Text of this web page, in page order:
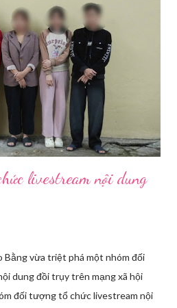
đến sự hỗ trợ của những công cụ
âm thanh, hiệu ứng và kết nối ổn
livestream chuyên biệt Hiện nay,
chỉ phục vụ streamer hay game thủ
nhà bán hàng online, giáo viên,
dung. Việc lựa chọn đúng phần
livestream nội dung
Bằng vừa triệt phá một nhóm đối
dung đồi trụy trên mạng xã hội
đối tượng tổ chức livestream nội